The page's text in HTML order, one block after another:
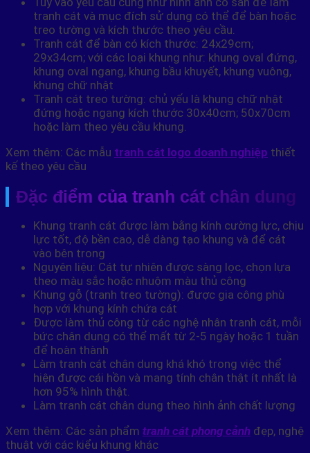
tranh cát và mục đích sử dụng có thể để bàn hoặc
treo tường và kích thước theo yêu cầu.
Tranh cát để bàn có kích thước: 24x29cm;
29x34cm; với các loại khung như: khung oval đứng,
khung oval ngang, khung bầu khuyết, khung vuông,
khung chữ nhật
Tranh cát treo tường: chủ yếu là khung chữ nhật
đứng hoặc ngang kích thước 30x40cm; 50x70cm
hoặc làm theo yêu cầu khung.
Xem thêm: Các mẫu tranh cát logo doanh nghiệp thiết
kế theo yêu cầu
Đặc điểm của tranh cát chân dung
Khung tranh cát được làm bằng kính cường lực, chịu
lực tốt, độ bền cao, dễ dàng tạo khung và để cát
vào bên trong
Nguyên liệu: Cát tự nhiên được sàng lọc, chọn lựa
theo màu sắc hoặc nhuộm màu thủ công
Khung gỗ (tranh treo tường): được gia công phù
hợp với khung kính chứa cát
Được làm thủ công từ các nghệ nhân tranh cát, mỗi
bức chân dung có thể mất từ 2-5 ngày hoặc 1 tuần
để hoàn thành
Làm tranh cát chân dung khá khó trong việc thể
hiện được cái hồn và mang tính chân thật ít nhất là
hơn 95% hình thật.
Làm tranh cát chân dung theo hình ảnh chất lượng
Xem thêm: Các sản phẩm tranh cát phong cảnh đẹp, nghệ
thuật với các kiểu khung khác